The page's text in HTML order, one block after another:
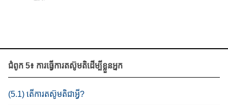
ជំ​ពូក​ 5៖ ការធ្វើ​ការ​​តស៊ូមតិដើម្បីខ្លួន​អ្នក
(5.1) តើការតស៊ូមតិជាអ្វី​?